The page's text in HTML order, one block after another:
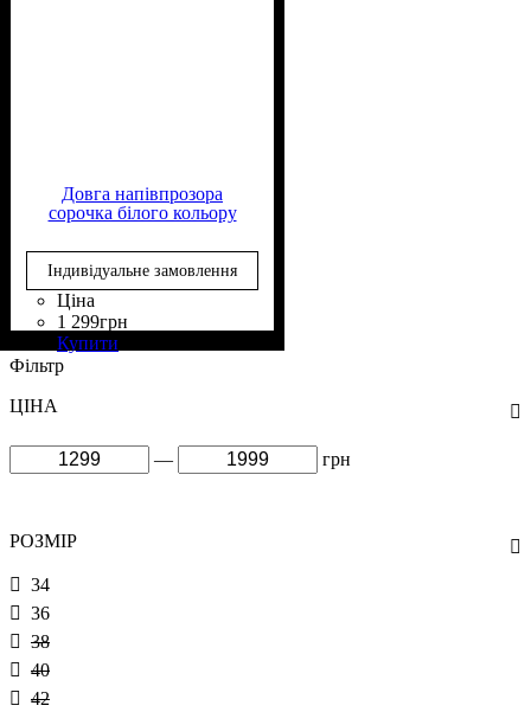
Довга напівпрозора
сорочка білого кольору
Індивідуальне замовлення
Ціна
1 299грн
Купити
Склад тканини
Віскоза, 50% Поліестер
Крій: вільний
Довжина: подовжена
Довжина рукава
Стиль: casual
Фільтр
ЦІНА
— грн
РОЗМІР
34
36
38
40
42